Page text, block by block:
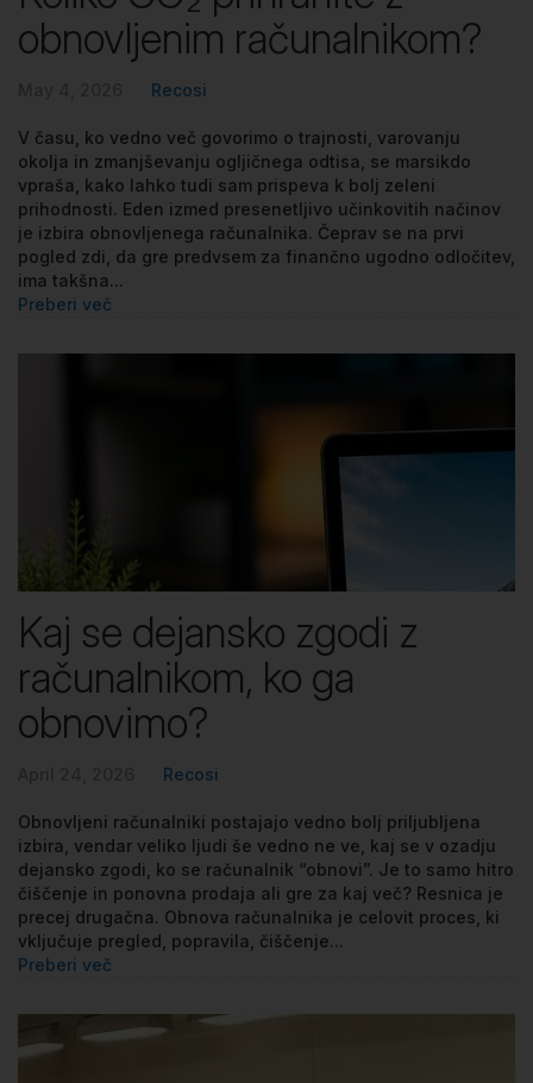
obnovljenim računalnikom?
Recosi
V času, ko vedno več govorimo o trajnosti, varovanju
okolja in zmanjševanju ogljičnega odtisa, se marsikdo
vpraša, kako lahko tudi sam prispeva k bolj zeleni
prihodnosti. Eden izmed presenetljivo učinkovitih načinov
je izbira obnovljenega računalnika. Čeprav se na prvi
pogled zdi, da gre predvsem za finančno ugodno odločitev,
ima takšna...
Preberi več
Kaj se dejansko zgodi z
računalnikom, ko ga
obnovimo?
Recosi
Obnovljeni računalniki postajajo vedno bolj priljubljena
izbira, vendar veliko ljudi še vedno ne ve, kaj se v ozadju
dejansko zgodi, ko se računalnik “obnovi”. Je to samo hitro
čiščenje in ponovna prodaja ali gre za kaj več? Resnica je
precej drugačna. Obnova računalnika je celovit proces, ki
vključuje pregled, popravila, čiščenje...
Preberi več